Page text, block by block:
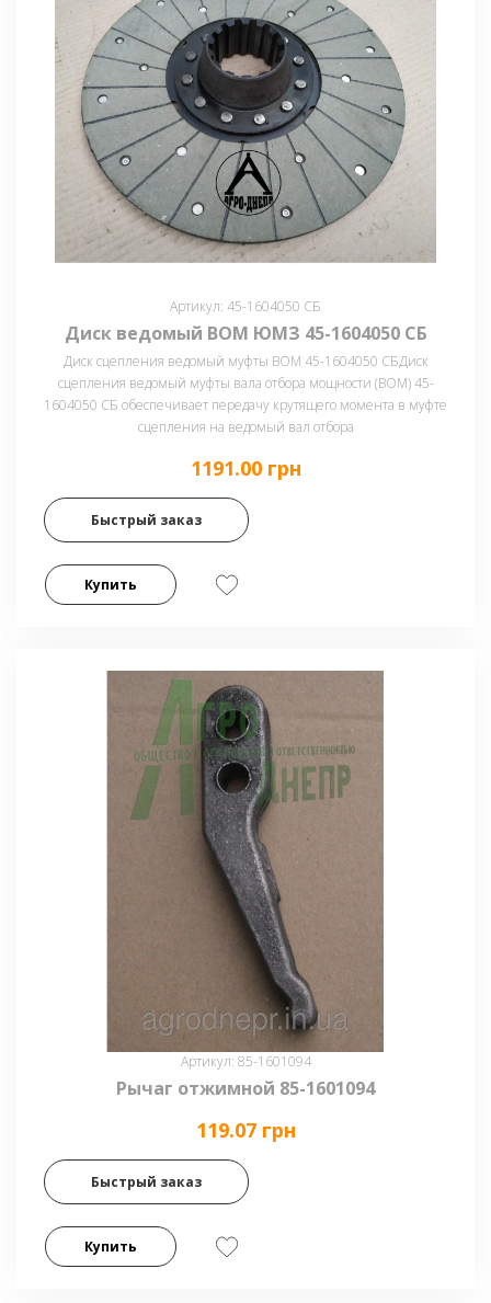
Артикул: 45-1604050 СБ
Диск ведомый ВОМ ЮМЗ 45-1604050 СБ
Диск сцепления ведомый муфты ВОМ 45-1604050 СБДиск
сцепления ведомый муфты вала отбора мощности (ВОМ) 45-
1604050 СБ обеспечивает передачу крутящего момента в муфте
сцепления на ведомый вал отбора
1191.00 грн
Быстрый заказ
Купить
Артикул: 85-1601094
Рычаг отжимной 85-1601094
119.07 грн
Быстрый заказ
Купить